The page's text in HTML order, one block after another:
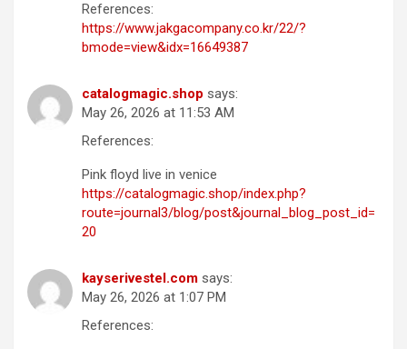
References:
https://www.jakgacompany.co.kr/22/?
bmode=view&idx=16649387
catalogmagic.shop says:
May 26, 2026 at 11:53 AM
References:
Pink floyd live in venice
https://catalogmagic.shop/index.php?
route=journal3/blog/post&journal_blog_post_id=
20
kayserivestel.com says:
May 26, 2026 at 1:07 PM
References: